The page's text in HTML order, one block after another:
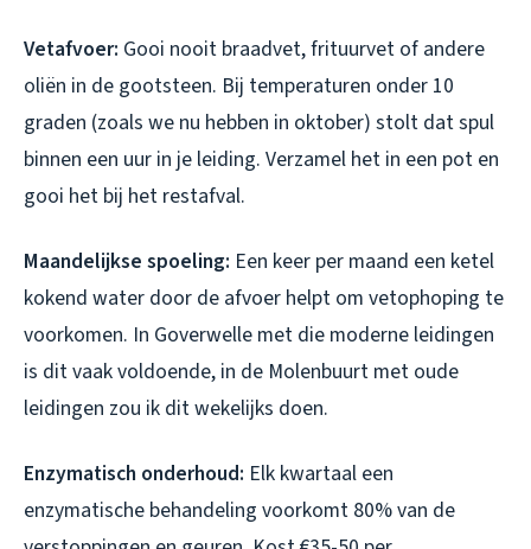
Vetafvoer: Gooi nooit braadvet, frituurvet of andere
oliën in de gootsteen. Bij temperaturen onder 10
graden (zoals we nu hebben in oktober) stolt dat spul
binnen een uur in je leiding. Verzamel het in een pot en
gooi het bij het restafval.
Maandelijkse spoeling: Een keer per maand een ketel
kokend water door de afvoer helpt om vetophoping te
voorkomen. In Goverwelle met die moderne leidingen
is dit vaak voldoende, in de Molenbuurt met oude
leidingen zou ik dit wekelijks doen.
Enzymatisch onderhoud: Elk kwartaal een
enzymatische behandeling voorkomt 80% van de